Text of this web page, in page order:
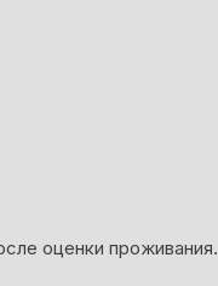
оценки проживания.